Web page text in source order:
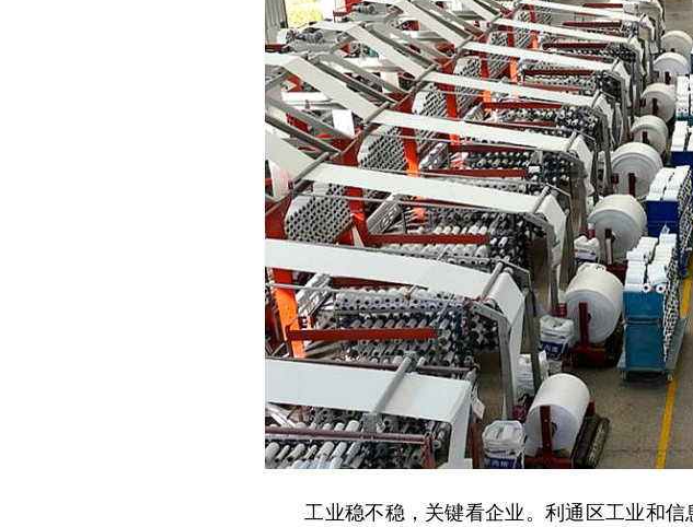
工业稳不稳，关键看企业。利通区工业和信